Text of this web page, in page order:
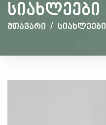
სიახლეები
მთავარი / სიახლეები